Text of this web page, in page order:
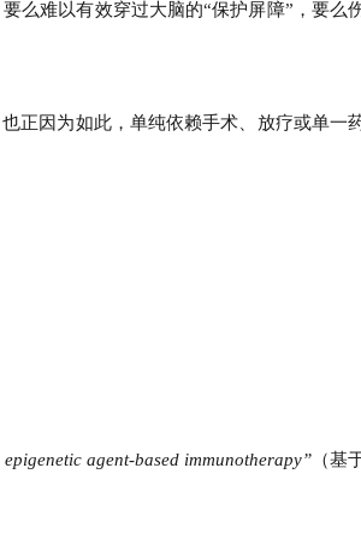
么难以有效穿过大脑的“保护屏障” ，要么
正因为如此，单纯依赖手术、放疗或单一
agent-based immunotherapy”（基